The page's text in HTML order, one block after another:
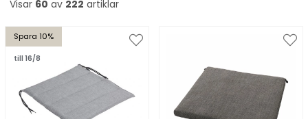
Visar 60 av 222 artiklar
Spara 10%
till 16/8